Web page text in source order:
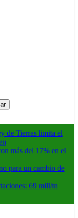
de Tierras limita el
más del 17% en el
para un cambio de
69 mill/tn